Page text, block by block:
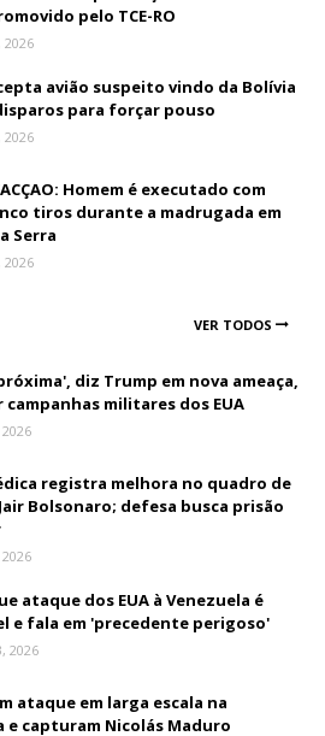
pelo TCE-RO
2026
avião suspeito vindo da Bolívia
para forçar pouso
2026
Homem é executado com
tiros durante a madrugada em
Serra
2026
VER TODOS
diz Trump em nova ameaça,
militares dos EUA
registra melhora no quadro de
Bolsonaro; defesa busca prisão
ataque dos EUA à Venezuela é
e fala em 'precedente perigoso'
2026
ataque em larga escala na
e capturam Nicolás Maduro